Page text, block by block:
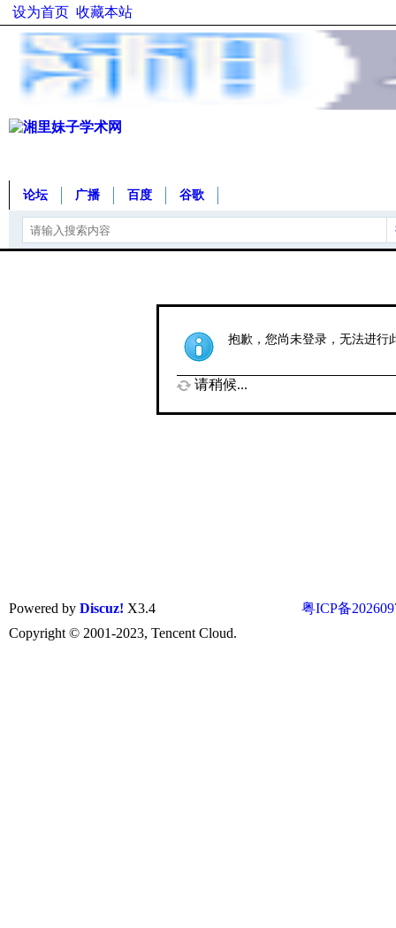
设为首页 收藏本站
论坛 广播 百度 谷歌
抱歉，您尚未登录，无法进行
请稍候...
粤ICP备
Powered by Discuz! X3.4
Copyright © 2001-2023, Tencent Cloud.